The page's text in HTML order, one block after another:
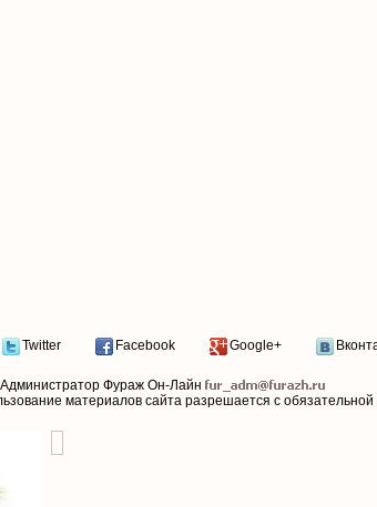
Twitter Facebook Google+
Администратор Фураж Он-Лайн
материалов сайта разрешается с